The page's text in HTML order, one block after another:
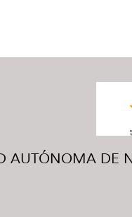
AUTÓNOMA DE